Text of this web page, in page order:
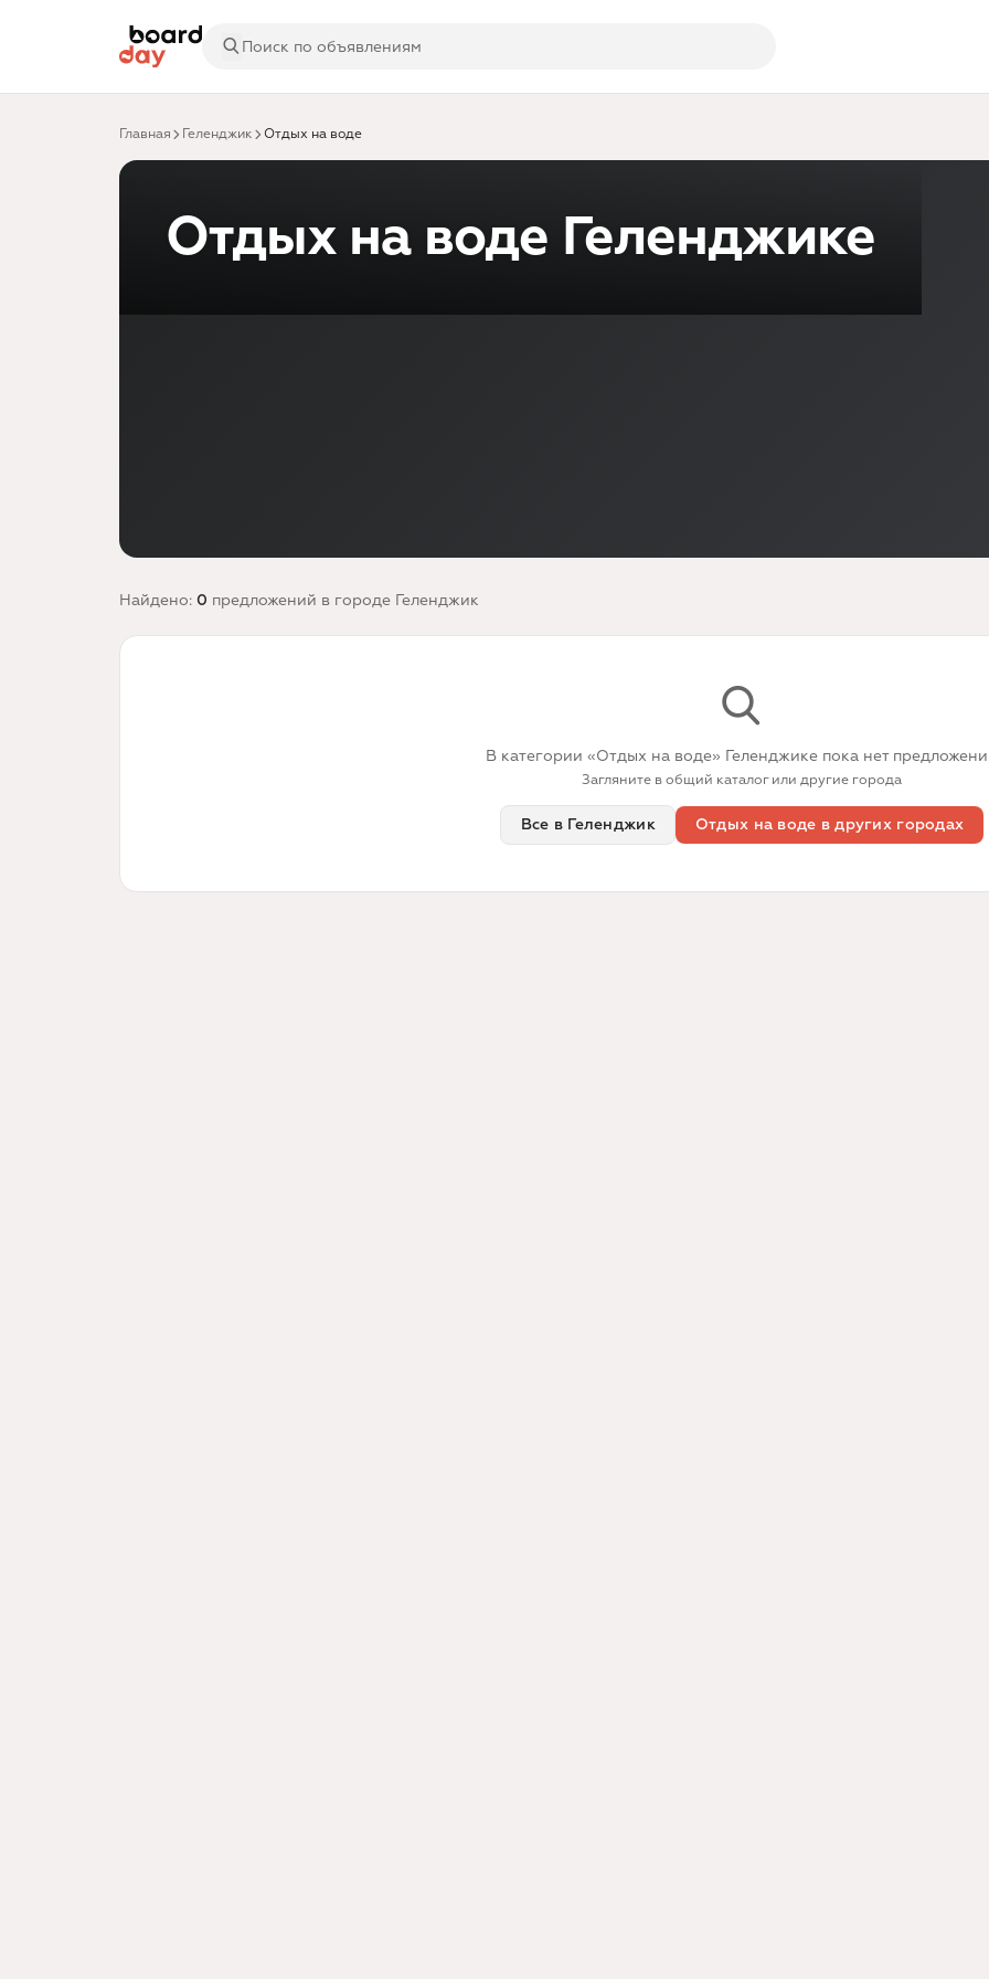
Главная Геленджик Отдых на воде
Отдых на воде Геленджике
Найдено: 0 предложений в городе Геленджик
В категории «Отдых на воде» Геленджике пока нет
Загляните в общий каталог или другие города
Все в Геленджик Отдых на воде в других городах